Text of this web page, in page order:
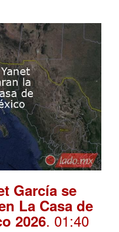
García se
La Casa de
2026. 01:40